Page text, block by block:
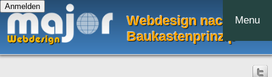
Webdesign nach dem
Baukastenprinzip
Menu